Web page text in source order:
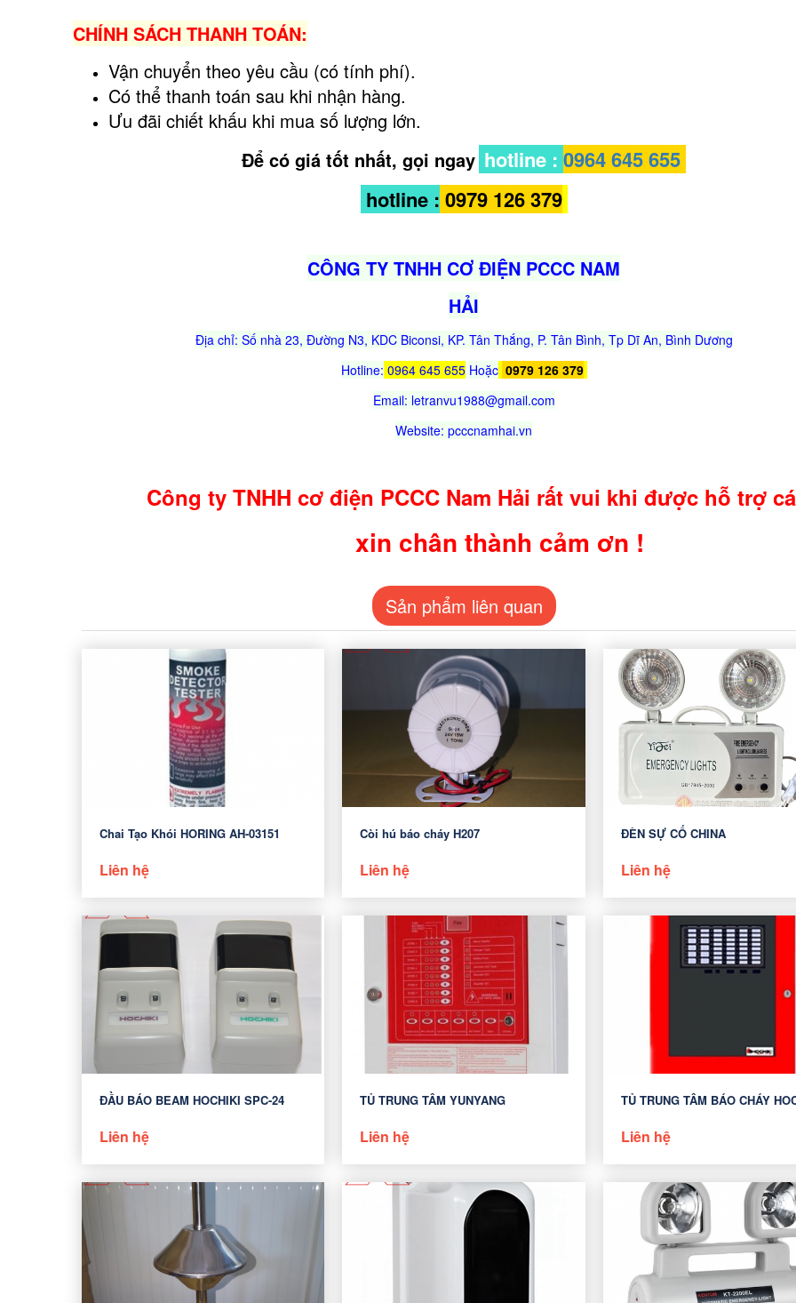
CHÍNH SÁCH THANH TOÁN:
Vận chuyển theo yêu cầu (có tính phí).
Có thể thanh toán sau khi nhận hàng.
Ưu đãi chiết khấu khi mua số lượng lớn.
Để có giá tốt nhất, gọi ngay hotline : 0964 645 655
hotline : 0979 126 379
CÔNG TY TNHH CƠ ĐIỆN PCCC NAM
HẢI
Địa chỉ: Số nhà 23, Đường N3, KDC Biconsi, KP. Tân Thắng, P. Tân Bình, Tp Dĩ An, Bình Dương
Hotline: 0964 645 655Hoặc 0979 126 379
Email: letranvu1988@gmail.com
Website: pcccnamhai.vn
Công ty TNHH cơ điện PCCC Nam Hải rất vui khi được hỗ trợ
xin chân thành cảm ơn !
Sản phẩm liên quan
Chai Tạo Khói HORING AH-03151
Liên hệ
Còi hú báo cháy H207
Liên hệ
ĐÈN SỰ CỐ CHINA
Liên hệ
ĐẦU BÁO BEAM HOCHIKI SPC-24
Liên hệ
TỦ TRUNG TÂM YUNYANG
Liên hệ
TỦ TRUNG TÂM BÁO CHÁY
Liên hệ